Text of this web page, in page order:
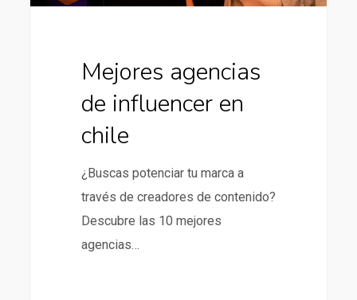
Mejores agencias
de influencer en
chile
¿Buscas potenciar tu marca a
través de creadores de contenido?
Descubre las 10 mejores
agencias…